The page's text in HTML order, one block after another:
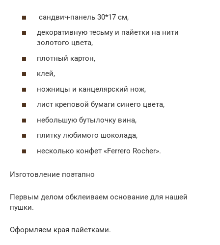
сандвич-панель 30*17 см,
декоративную тесьму и пайетки на нити
золотого цвета,
плотный картон,
клей,
ножницы и канцелярский нож,
лист креповой бумаги синего цвета,
небольшую бутылочку вина,
плитку любимого шоколада,
несколько конфет «Ferrero Rocher».
Изготовление поэтапно
Первым делом обклеиваем основание для нашей
пушки.
Оформляем края пайетками.